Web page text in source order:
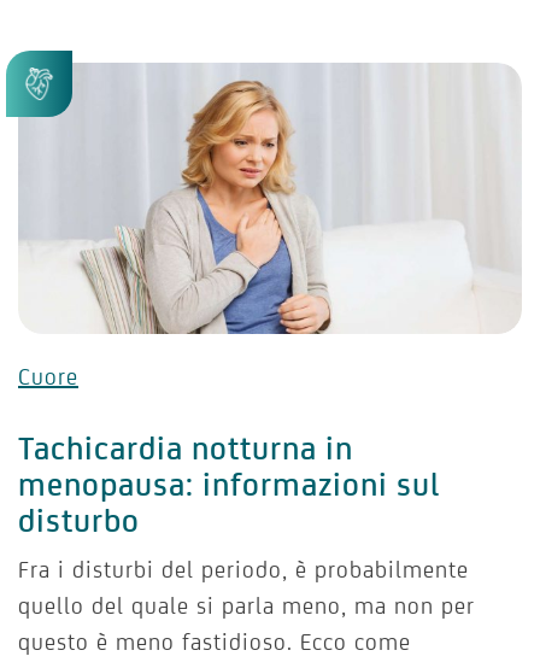
Cuore
Tachicardia notturna in
menopausa: informazioni sul
disturbo
Fra i disturbi del periodo, è probabilmente
quello del quale si parla meno, ma non per
questo è meno fastidioso. Ecco come